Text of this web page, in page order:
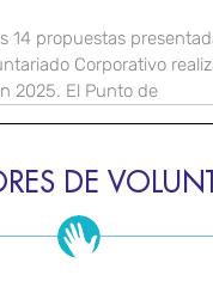
14 propuestas
Corporativo
2025. El Punto de
DE